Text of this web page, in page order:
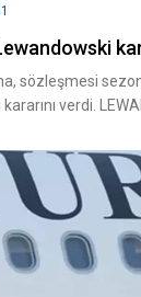
sözleşmesi
verdi.